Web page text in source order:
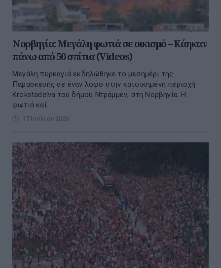
Νορβηγία: Μεγάλη φωτιά σε οικισμό – Κάηκαν
πάνω από 50 σπίτια (Videos)
Μεγάλη πυρκαγιά εκδηλώθηκε το μεσημέρι της
Παρασκευής σε έναν λόφο στην κατοικημένη περιοχή
Krokstadelva του δήμου Ντράμμεν, στη Νορβηγία. Η
φωτιά καί...
17 Ιουλίου 2026